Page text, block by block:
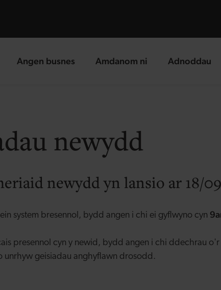
Angen busnes
landing page Amdanom ni
landing page Adnoddau
landing page
newydd
newydd yn lansio ar 18/
system bresennol, bydd angen i chi ei gyflwyno cyn
presennol cyn y newid, bydd angen i chi ddechrau o'r
unrhyw geisiadau anghyflawn drosodd.